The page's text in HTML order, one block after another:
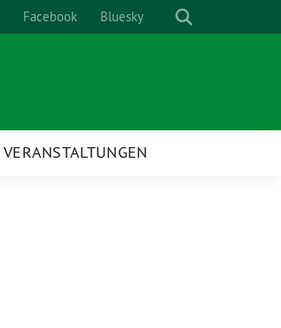
Facebook Bluesky
VERANSTALTUNGEN